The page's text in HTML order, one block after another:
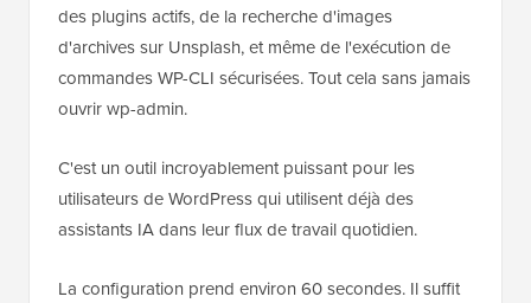
des plugins actifs, de la recherche d'images
d'archives sur Unsplash, et même de l'exécution de
commandes WP-CLI sécurisées. Tout cela sans jamais
ouvrir wp-admin.
C'est un outil incroyablement puissant pour les
utilisateurs de WordPress qui utilisent déjà des
assistants IA dans leur flux de travail quotidien.
La configuration prend environ 60 secondes. Il suffit